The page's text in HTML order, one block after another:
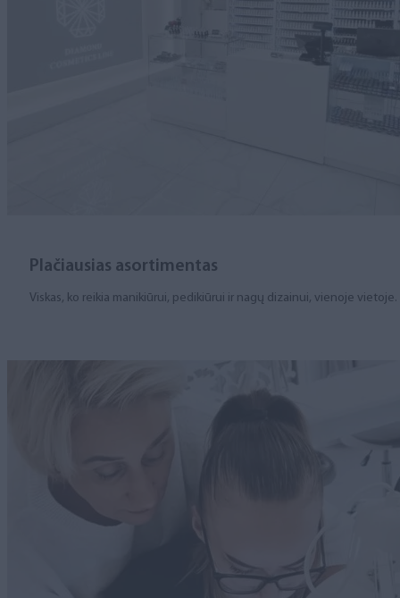
Plačiausias asortimentas
Viskas, ko reikia manikiūrui, pedikiūrui ir nagų dizainui, vienoje vietoje.